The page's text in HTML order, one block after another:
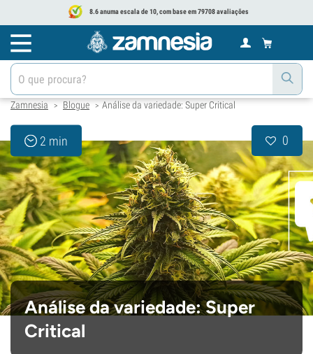
8.6 anuma escala de 10, com base em 79708 avaliações
Zamnesia > Blogue > Análise da variedade: Super Critical
2 min 0
Análise da variedade: Super
Critical